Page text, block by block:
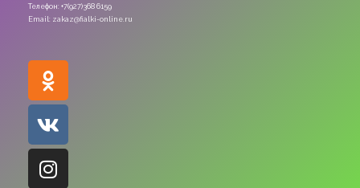
Телефон: +7(927)368 6159
Email: zakaz@fialki-online.ru
Odnoklassniki
Vk
Instagram
Viber
Whatsapp